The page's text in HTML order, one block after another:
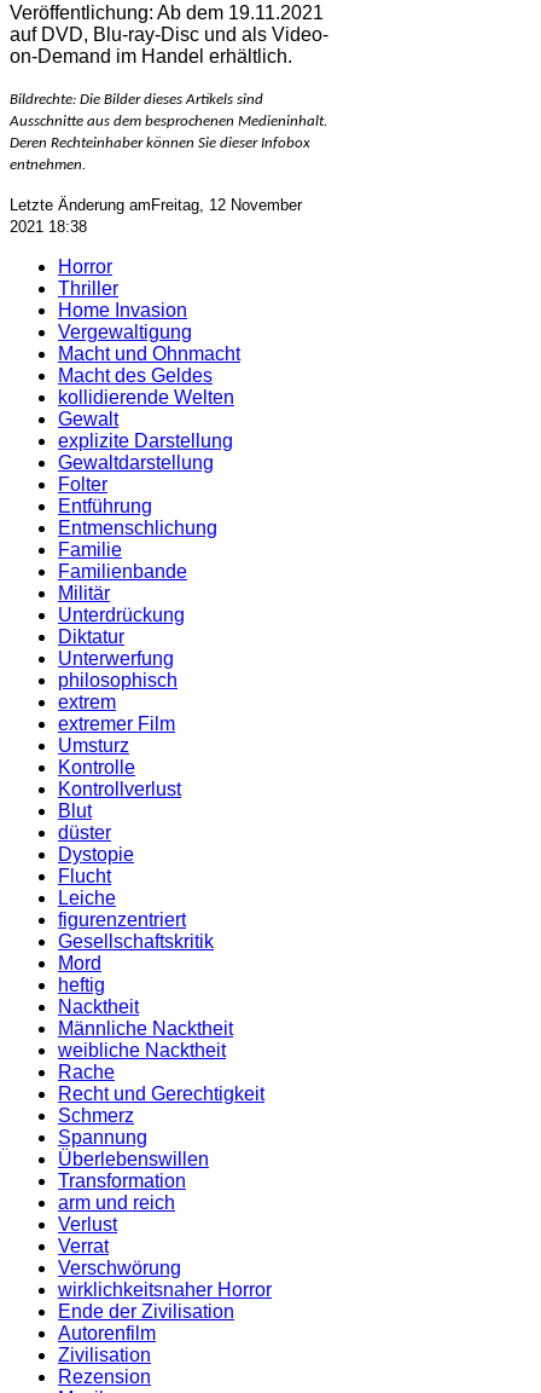
Veröffentlichung: Ab dem 19.11.2021
auf DVD, Blu-ray-Disc und als Video-
on-Demand im Handel erhältlich.
Bildrechte: Die Bilder dieses Artikels sind
Ausschnitte aus dem besprochenen Medieninhalt.
Deren Rechteinhaber können Sie dieser Infobox
entnehmen.
Letzte Änderung amFreitag, 12 November
2021 18:38
Horror
Thriller
Home Invasion
Vergewaltigung
Macht und Ohnmacht
Macht des Geldes
kollidierende Welten
Gewalt
explizite Darstellung
Gewaltdarstellung
Folter
Entführung
Entmenschlichung
Familie
Familienbande
Militär
Unterdrückung
Diktatur
Unterwerfung
philosophisch
extrem
extremer Film
Umsturz
Kontrolle
Kontrollverlust
Blut
düster
Dystopie
Flucht
Leiche
figurenzentriert
Gesellschaftskritik
Mord
heftig
Nacktheit
Männliche Nacktheit
weibliche Nacktheit
Rache
Recht und Gerechtigkeit
Schmerz
Spannung
Überlebenswillen
Transformation
arm und reich
Verlust
Verrat
Verschwörung
wirklichkeitsnaher Horror
Ende der Zivilisation
Autorenfilm
Zivilisation
Rezension